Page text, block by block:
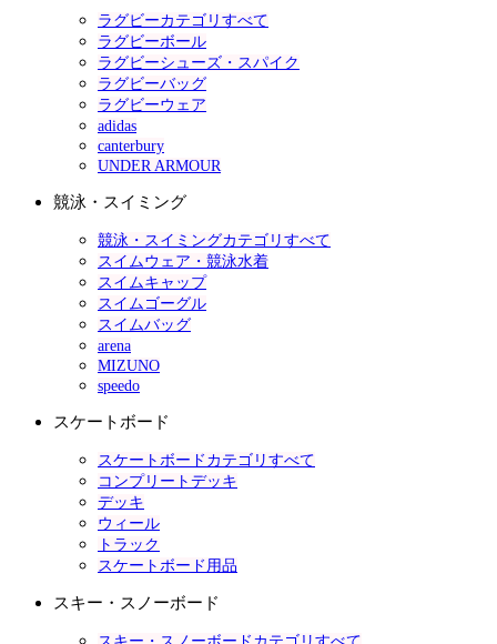
ラグビーカテゴリすべて
ラグビーボール
ラグビーシューズ・スパイク
ラグビーバッグ
ラグビーウェア
adidas
canterbury
UNDER ARMOUR
競泳・スイミング
競泳・スイミングカテゴリすべて
スイムウェア・競泳水着
スイムキャップ
スイムゴーグル
スイムバッグ
arena
MIZUNO
speedo
スケートボード
スケートボードカテゴリすべて
コンプリートデッキ
デッキ
ウィール
トラック
スケートボード用品
スキー・スノーボード